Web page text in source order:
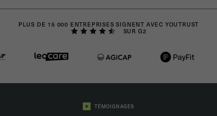
document.
services de délivrance de certificats de
signature électronique des pays membres de
l’Union Européenne. En France, chaque
audité par l'ANSSI afin de s'assurer de la
conformité des outils.
PLUS DE 15 000 ENTREPRISES SIGNENT AVEC YOUTRUST
SUR G2
TÉMOIGNAGES